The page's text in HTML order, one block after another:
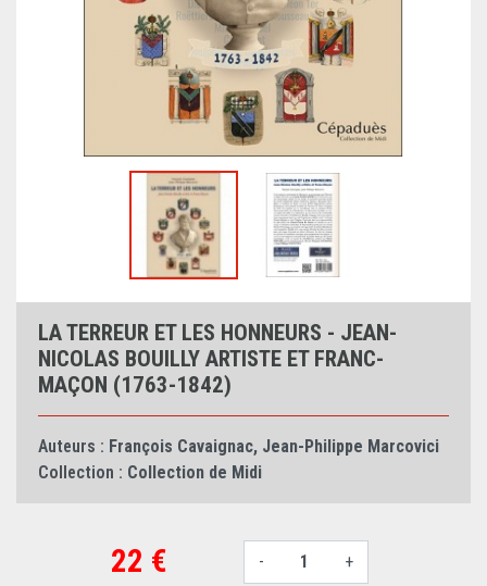
LA TERREUR ET LES HONNEURS - JEAN-
NICOLAS BOUILLY ARTISTE ET FRANC-
MAÇON (1763-1842)
Auteurs : François Cavaignac, Jean-Philippe Marcovici
Collection : Collection de Midi
22 € - +